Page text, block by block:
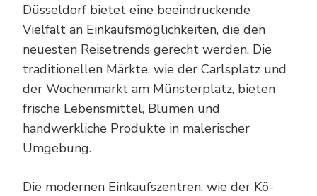
Düsseldorf bietet eine beeindruckende
Vielfalt an Einkaufsmöglichkeiten, die den
neuesten Reisetrends gerecht werden. Die
traditionellen Märkte, wie der Carlsplatz und
der Wochenmarkt am Münsterplatz, bieten
frische Lebensmittel, Blumen und
handwerkliche Produkte in malerischer
Umgebung.
Die modernen Einkaufszentren, wie der Kö-